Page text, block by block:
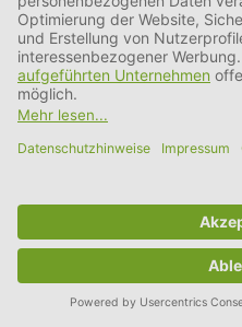
WISSENSWERTES
Kundenvorteile